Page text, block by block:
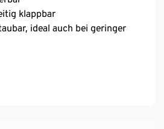
klappbar
ideal auch bei geringer